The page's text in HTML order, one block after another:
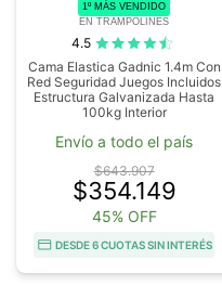
1º MÁS VENDIDO
EN TRAMPOLINES
4.5
Cama Elastica Gadnic 1.4m Con
Red Seguridad Juegos Incluidos
Estructura Galvanizada Hasta
100kg Interior
Envío a todo el país
$643.907
$354.149
45% OFF
DESDE 6 CUOTAS SIN INTERÉS